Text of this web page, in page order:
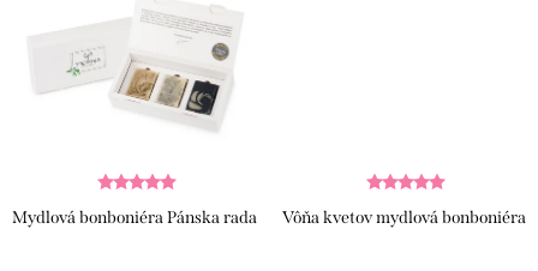
Mydlová bonboniéra Pánska rada Vôňa kvetov mydlová bonboniéra